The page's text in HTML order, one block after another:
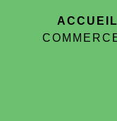
ACCUEIL